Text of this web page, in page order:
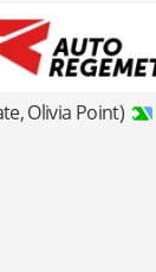
Olivia Point)